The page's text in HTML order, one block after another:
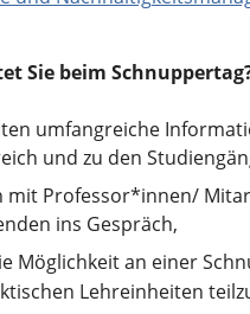
Sie beim
umfangreiche
und zu den
mit Professor*innen/
ins Gespräch,
Möglichkeit an einer
Lehreinheiten